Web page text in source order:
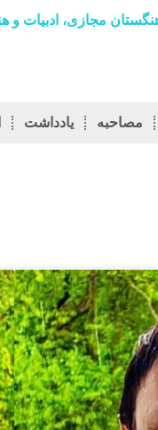
مجازی، ادبیات و
مصاحبه يادداشت